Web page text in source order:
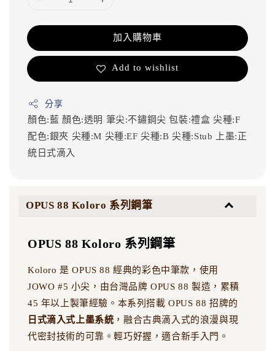
加入購物車
Add to wishlist
分享
顏色:藍 顏色:透明 筆尖:不鏽鋼尖包裝:禮盒尖種:F
配色:銀夾 尖種:M 尖種:EF尖種:B尖種:Stub
上墨:正
統日式滴入
OPUS 88 Koloro 系列鋼筆
OPUS 88 Koloro 系列鋼筆
Koloro 是 OPUS 88 經典的彩色中筆款，使用
JOWO #5 小尖，由台灣品牌 OPUS 88 製造，累積
45 年以上製筆經驗。本系列搭載 OPUS 88 招牌的
日式滴入式上墨系統 ，融合古典滴入式的浪漫與現
代密封技術的可靠。輕巧好握，適合新手入門。